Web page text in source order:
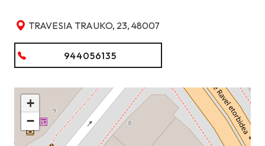
TRAVESIA TRAUKO, 23, 48007
944056135
+
−